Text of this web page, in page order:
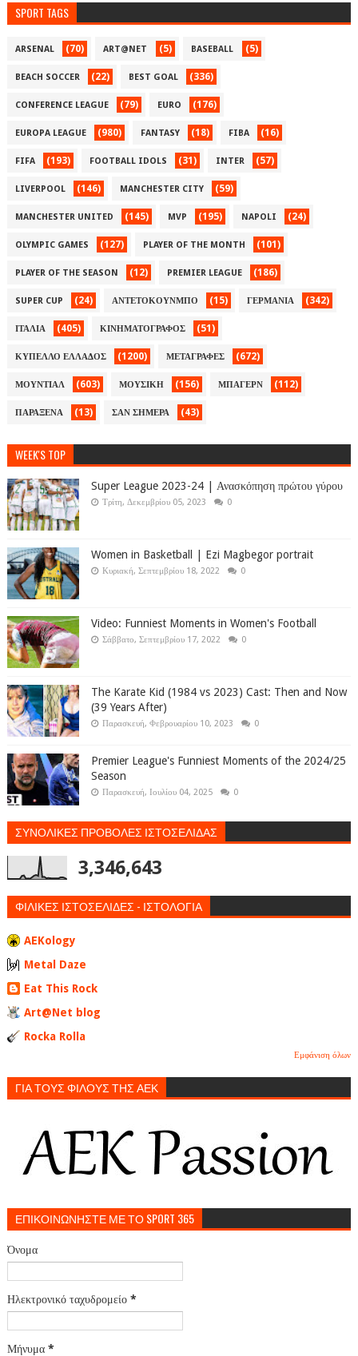
SPORT TAGS
ARSENAL (70) ART@NET (5) BASEBALL (5)
BEACH SOCCER (22) BEST GOAL (336)
CONFERENCE LEAGUE (79) EURO (176)
EUROPA LEAGUE (980) FANTASY (18) FIBA (16)
FIFA (193) FOOTBALL IDOLS (31) INTER (57)
LIVERPOOL (146) MANCHESTER CITY (59)
MANCHESTER UNITED (145) MVP (195) NAPOLI (24)
OLYMPIC GAMES (127) PLAYER OF THE MONTH (101)
PLAYER OF THE SEASON (12) PREMIER LEAGUE (186)
SUPER CUP (24) ΑΝΤΕΤΟΚΟΥΝΜΠΟ (15) ΓΕΡΜΑΝΙΑ (342)
ΙΤΑΛΙΑ (405) ΚΙΝΗΜΑΤΟΓΡΑΦΟΣ (51)
ΚΥΠΕΛΛΟ ΕΛΛΑΔΟΣ (1200) ΜΕΤΑΓΡΑΦΕΣ (672)
ΜΟΥΝΤΙΑΛ (603) ΜΟΥΣΙΚΗ (156) ΜΠΑΓΕΡΝ (112)
ΠΑΡΑΞΕΝΑ (13) ΣΑΝ ΣΗΜΕΡΑ (43)
WEEK'S TOP
Super League 2023-24 | Ανασκόπηση πρώτου γύρου
Τρίτη, Δεκεμβρίου 05, 2023 0
Women in Basketball | Ezi Magbegor portrait
Κυριακή, Σεπτεμβρίου 18, 2022 0
Video: Funniest Moments in Women's Football
Σάββατο, Σεπτεμβρίου 17, 2022 0
The Karate Kid (1984 vs 2023) Cast: Then and Now
(39 Years After)
Παρασκευή, Φεβρουαρίου 10, 2023 0
Premier League's Funniest Moments of the 2024/25
Season
Παρασκευή, Ιουλίου 04, 2025 0
ΣΥΝΟΛΙΚΕΣ ΠΡΟΒΟΛΕΣ ΙΣΤΟΣΕΛΙΔΑΣ
3,346,643
ΦΙΛΙΚΕΣ ΙΣΤΟΣΕΛΙΔΕΣ - ΙΣΤΟΛΟΓΙΑ
AEKology
Metal Daze
Eat This Rock
Art@Net blog
Rocka Rolla
Εμφάνιση όλων
ΓΙΑ ΤΟΥΣ ΦΙΛΟΥΣ ΤΗΣ ΑΕΚ
ΕΠΙΚΟΙΝΩΝΗΣΤΕ ΜΕ ΤΟ SPORT 365
Όνομα
Ηλεκτρονικό ταχυδρομείο *
Μήνυμα *